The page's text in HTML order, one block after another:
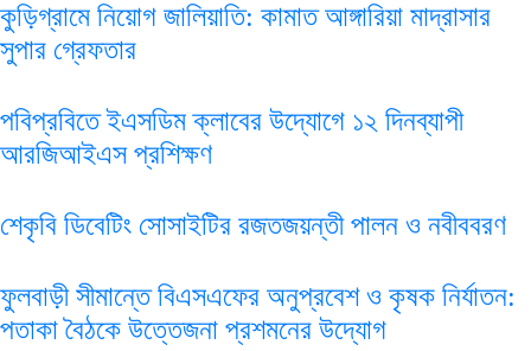
কুড়িগ্রামে নিয়োগ জালিয়াতি: কামাত আঙ্গারিয়া মাদ্রাসার
সুপার গ্রেফতার
পবিপ্রবিতে ইএসডিম ক্লাবের উদ্যোগে ১২ দিনব্যাপী
আরজিআইএস প্রশিক্ষণ
শেকৃবি ডিবেটিং সোসাইটির রজতজয়ন্তী পালন ও নবীববরণ
ফুলবাড়ী সীমান্তে বিএসএফের অনুপ্রবেশ ও কৃষক নির্যাতন:
পতাকা বৈঠকে উত্তেজনা প্রশমনের উদ্যোগ